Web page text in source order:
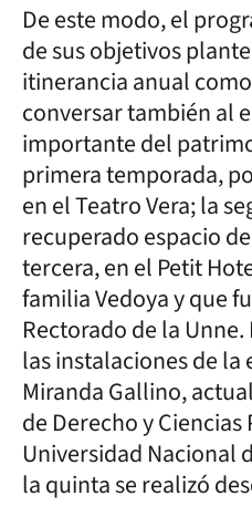
De este modo, el
de sus objetivos
itinerancia anual
conversar también al
importante del
primera temporada,
en el Teatro Vera; la
recuperado espacio
tercera, en el Petit
familia Vedoya y que
Rectorado de la
las instalaciones de la
Miranda Gallino,
de Derecho y Ciencias
Universidad Nacional
la quinta se realizó